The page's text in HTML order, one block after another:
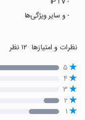
- و سایر ویژگی‌ها
نظرات و امتیازها
۵
۴
۳
۲
۱